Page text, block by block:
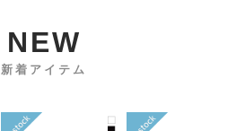
NEW
新着アイテム